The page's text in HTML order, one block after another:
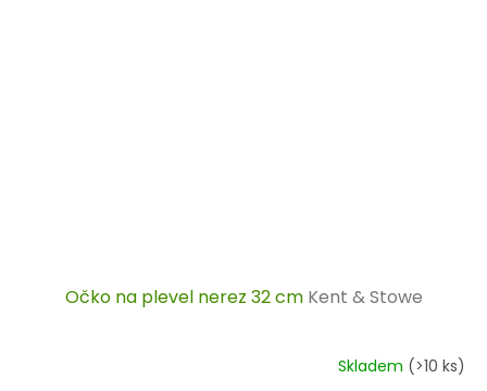
Očko na plevel nerez 32 cm Kent & Stowe
Skladem (>10 ks)